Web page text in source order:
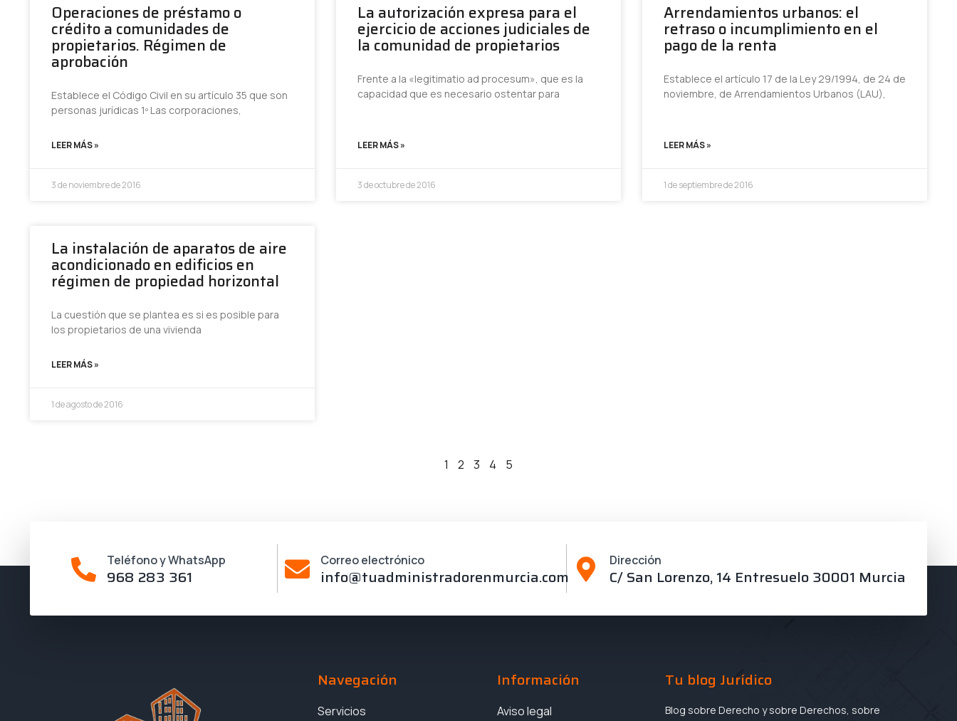
Operaciones de préstamo o
crédito a comunidades de
propietarios. Régimen de
aprobación
Establece el Código Civil en su artículo 35 que son
personas jurídicas 1º Las corporaciones,
LEER MÁS »
3 de noviembre de 2016
La autorización expresa para el
ejercicio de acciones judiciales de
la comunidad de propietarios
Frente a la «legitimatio ad procesum», que es la
capacidad que es necesario ostentar para
LEER MÁS »
3 de octubre de 2016
Arrendamientos urbanos: el
retraso o incumplimiento en el
pago de la renta
Establece el artículo 17 de la Ley 29/1994, de 24 de
noviembre, de Arrendamientos Urbanos (LAU),
LEER MÁS »
1 de septiembre de 2016
La instalación de aparatos de aire
acondicionado en edificios en
régimen de propiedad horizontal
La cuestión que se plantea es si es posible para
los propietarios de una vivienda
LEER MÁS »
1 de agosto de 2016
1 2 3 4 5
Teléfono y WhatsApp
968 283 361
Correo electrónico
info@tuadministradorenmurcia.com
Dirección
C/ San Lorenzo, 14 Entresuelo 30001 Murcia
Navegación
Servicios
Información
Aviso legal
Tu blog Jurídico
Blog sobre Derecho y sobre Derechos, sobre